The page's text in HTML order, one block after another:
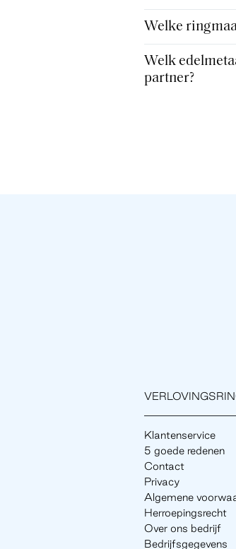
Welke
Welk
partner?
Klantenservice
5 goede redenen
Contact
Privacy
Algemene
Herroepingsrecht
Over ons bedrijf
Bedrijfsgegevens